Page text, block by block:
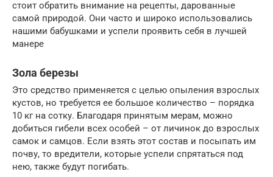
стоит обратить внимание на рецепты, дарованные
самой природой. Они часто и широко использовались
нашими бабушками и успели проявить себя в лучшей
манере
Зола березы
Это средство применяется с целью опыления взрослых
кустов, но требуется ее большое количество – порядка
10 кг на сотку. Благодаря принятым мерам, можно
добиться гибели всех особей – от личинок до взрослых
самок и самцов. Если взять этот состав и посыпать им
почву, то вредители, которые успели спрятаться под
нею, также будут погибать.